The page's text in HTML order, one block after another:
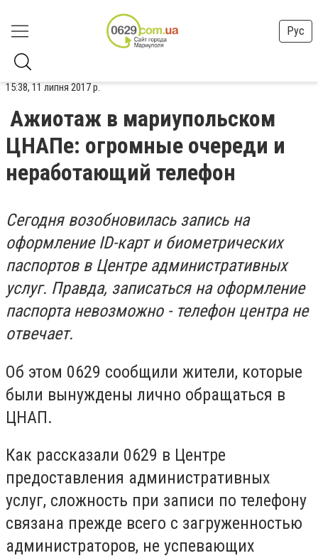
Рус
15:38, 11 липня 2017 р.
Ажиотаж в мариупольском
ЦНАПе: огромные очереди и
неработающий телефон
Сегодня возобновилась запись на
оформление ID-карт и биометрических
паспортов в Центре административных
услуг. Правда, записаться на оформление
паспорта невозможно - телефон центра не
отвечает.
Об этом 0629 сообщили жители, которые
были вынуждены лично обращаться в
ЦНАП.
Как рассказали 0629 в Центре
предоставления административных
услуг, сложность при записи по телефону
связана прежде всего с загруженностью
администраторов, не успевающих